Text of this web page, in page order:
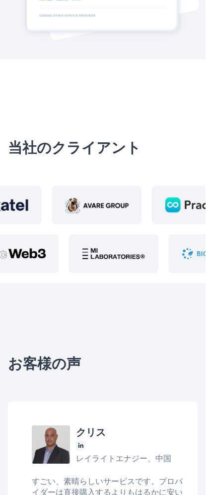
当社のクライアント
お客様の声
クリス
レイライトエナジー、中国
すごい、素晴らしいサービスです。プロバ
イダーは直接購入するよりもはるかに安い